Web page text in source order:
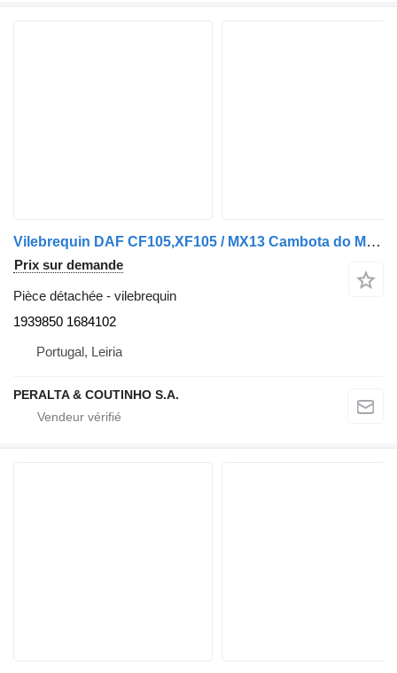
Vilebrequin DAF CF105,XF105 / MX13 Cambota do Motor CF;XF105 Euro 5;Euro 6 1939850 pour camion
Prix sur demande
Pièce détachée - vilebrequin
1939850 1684102
Portugal, Leiria
PERALTA & COUTINHO S.A.